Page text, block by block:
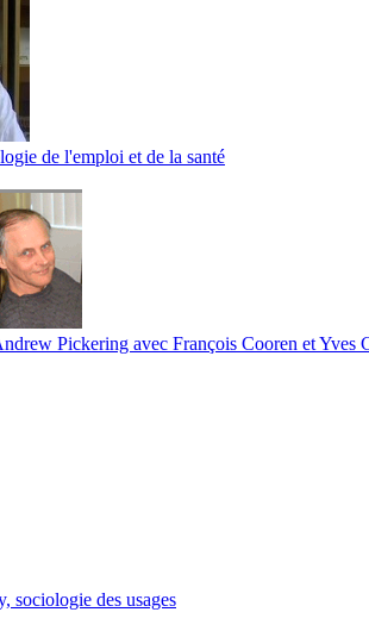
de l'emploi et de la santé
Pickering avec François Cooren et Yves
sociologie des usages